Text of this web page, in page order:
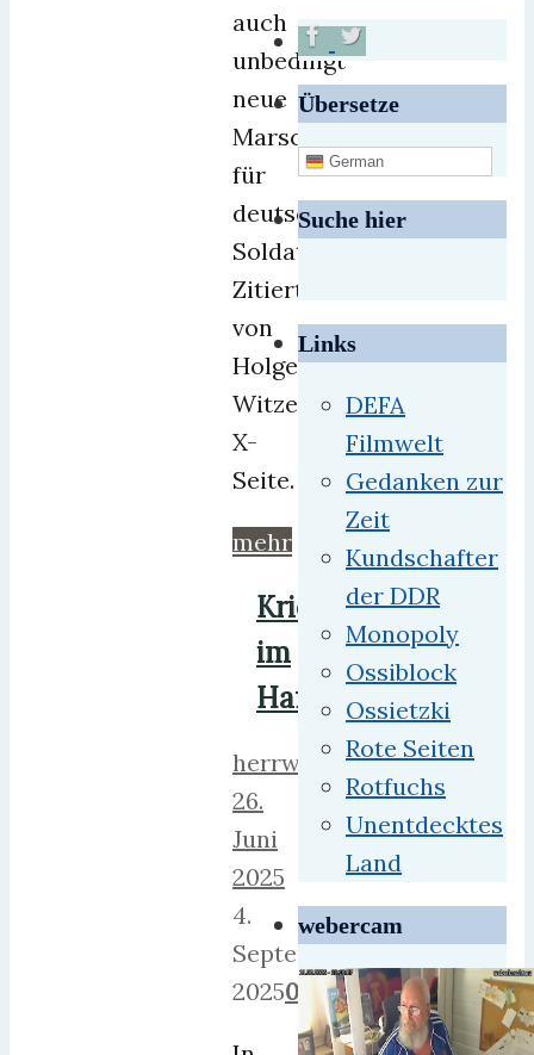
auch
unbedingt
neue
Marschlieder
für
deutsche
Soldaten.“
Zitiert
von
Holger
Witzels
X-
Seite.
mehr
Kriegstüchtig
im
Hafen
herrweber
26.
Juni
2025
4.
September
20250
Übersetze
German
Suche hier
Links
DEFA
Filmwelt
Gedanken zur
Zeit
Kundschafter
der DDR
Monopoly
Ossiblock
Ossietzki
Rote Seiten
Rotfuchs
Unentdecktes
Land
webercam